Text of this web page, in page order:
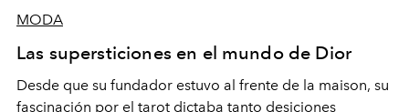
MODA
Las supersticiones en el mundo de Dior
Desde que su fundador estuvo al frente de la maison, su
fascinación por el tarot dictaba tanto desiciones